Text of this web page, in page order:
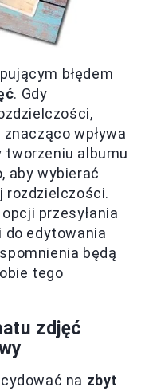
błędem
. Gdy
wpływa
tworzeniu albumu
aby wybierać
rozdzielczości.
przesyłania
do edytowania
będą
tego
zdjęć
na zbyt